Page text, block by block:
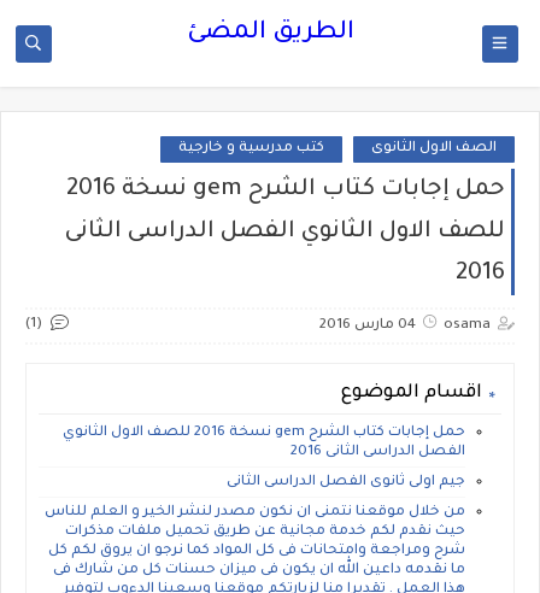
الطريق المضئ
الصف الاول الثانوى كتب مدرسية و خارجية
حمل إجابات كتاب الشرح gem نسخة 2016
للصف الاول الثانوي الفصل الدراسى الثانى
2016
osama 04 مارس 2016 (1)
اقسام الموضوع
حمل إجابات كتاب الشرح gem نسخة 2016 للصف الاول الثانوي
الفصل الدراسى الثانى 2016
جيم اولى ثانوى الفصل الدراسى الثانى
من خلال موقعنا نتمنى ان نكون مصدر لنشر الخير و العلم للناس
حيث نقدم لكم خدمة مجانية عن طريق تحميل ملفات مذكرات
شرح ومراجعة وامتحانات فى كل المواد كما نرجو ان يروق لكم كل
ما نقدمه داعين الله ان يكون فى ميزان حسنات كل من شارك فى